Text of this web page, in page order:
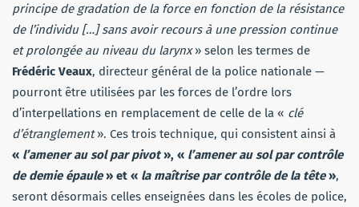
principe de gradation de la force en fonction de la résistance
de l’individu […] sans avoir recours à une pression continue
et prolongée au niveau du larynx» selon les termes de
Frédéric Veaux, directeur général de la police nationale —
pourront être utilisées par les forces de l’ordre lors
d’interpellations en remplacement de celle de la « clé
d’étranglement». Ces trois technique, qui consistent ainsi à
« l’amener au sol par pivot», « l’amener au sol par contrôle
de demie épaule» et « la maîtrise par contrôle de la tête»,
seront désormais celles enseignées dans les écoles de police,